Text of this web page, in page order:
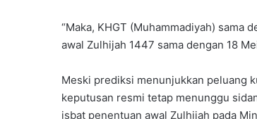
“Maka, KHGT (Muhammadiyah) sama
awal Zulhijah 1447 sama dengan 18
Meski prediksi menunjukkan peluang
keputusan resmi tetap menunggu
isbat penentuan awal Zulhijah pada